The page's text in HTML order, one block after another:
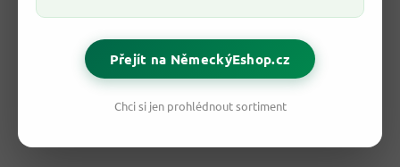
Přejít na NěmeckýEshop.cz
Chci si jen prohlédnout sortiment